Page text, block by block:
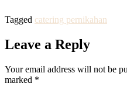
Tagged catering pernikahan
Leave a Reply
Your email address will not be
marked *